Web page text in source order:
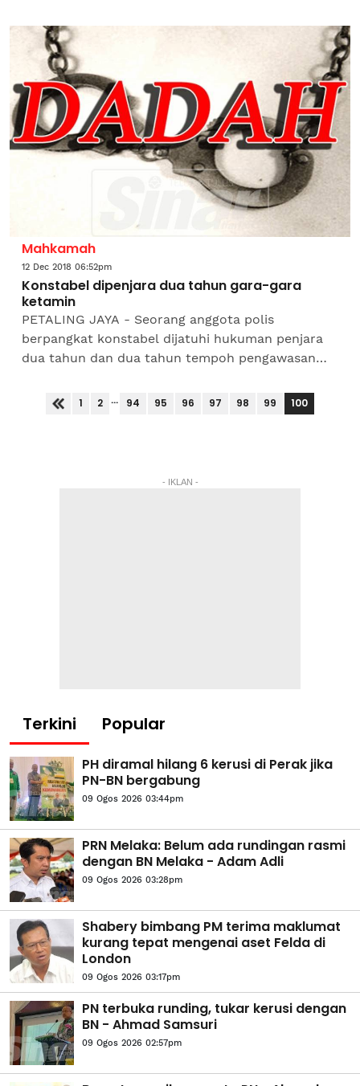
satu kenyataan ringkas...
Mahkamah
12 Dec 2018 06:52pm
Konstabel dipenjara dua tahun gara-gara
ketamin
PETALING JAYA - Seorang anggota polis
berpangkat konstabel dijatuhi hukuman penjara
dua tahun dan dua tahun tempoh pengawasan
Mahkamah Majistret di sini, hari...
1 2 ... 94 95 96 97 98 99 100
- IKLAN -
Terkini Popular
PH diramal hilang 6 kerusi di Perak jika
PN-BN bergabung
09 Ogos 2026 03:44pm
PRN Melaka: Belum ada rundingan rasmi
dengan BN Melaka - Adam Adli
09 Ogos 2026 03:28pm
Shabery bimbang PM terima maklumat
kurang tepat mengenai aset Felda di
London
09 Ogos 2026 03:17pm
PN terbuka runding, tukar kerusi dengan
BN - Ahmad Samsuri
09 Ogos 2026 02:57pm